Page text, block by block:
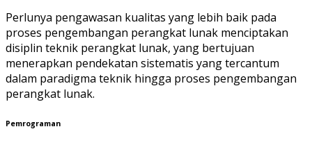
Perlunya pengawasan kualitas yang lebih baik pada
proses pengembangan perangkat lunak menciptakan
disiplin teknik perangkat lunak, yang bertujuan
menerapkan pendekatan sistematis yang tercantum
dalam paradigma teknik hingga proses pengembangan
perangkat lunak.
Pemrograman